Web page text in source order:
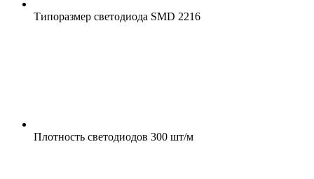
Типоразмер светодиода SMD 2216
Плотность светодиодов 300 шт/м